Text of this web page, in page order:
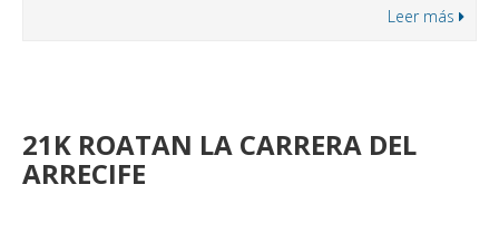
Leer más
21K ROATAN LA CARRERA DEL
ARRECIFE